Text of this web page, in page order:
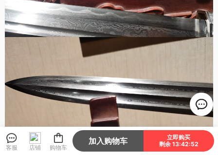
客服 店铺 购物车
加入购物车
立即购买
剩余 13:42:49